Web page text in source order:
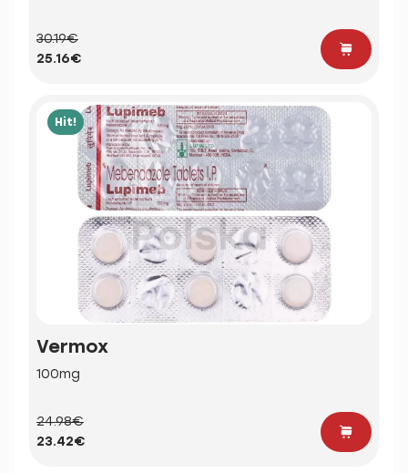
30.19€
25.16€
Hit!
Vermox
100mg
24.98€
23.42€